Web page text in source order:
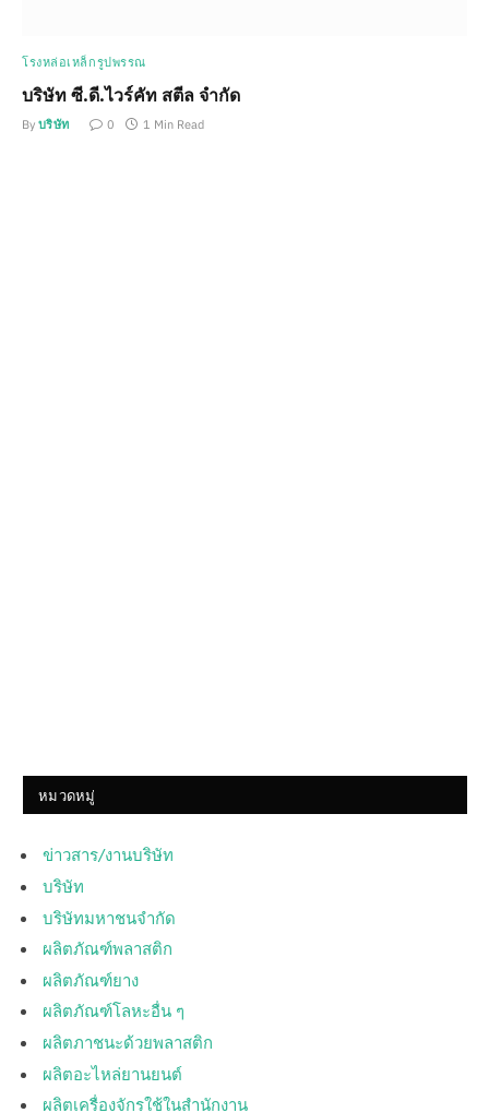
โรงหล่อเหล็กรูปพรรณ
บริษัท ซี.ดี.ไวร์คัท สตีล จำกัด
By บริษัท 0 1 Min Read
หมวดหมู่
ข่าวสาร/งานบริษัท
บริษัท
บริษัทมหาชนจำกัด
ผลิตภัณฑ์พลาสติก
ผลิตภัณฑ์ยาง
ผลิตภัณฑ์โลหะอื่น ๆ
ผลิตภาชนะด้วยพลาสติก
ผลิตอะไหล่ยานยนต์
ผลิตเครื่องจักรใช้ในสำนักงาน